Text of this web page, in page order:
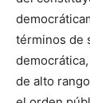
términos de
de alto